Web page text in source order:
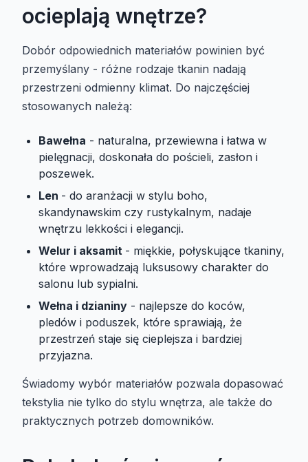
ocieplają wnętrze?
Dobór odpowiednich materiałów powinien być
przemyślany - różne rodzaje tkanin nadają
przestrzeni odmienny klimat. Do najczęściej
stosowanych należą:
Bawełna - naturalna, przewiewna i łatwa w
pielęgnacji, doskonała do pościeli, zasłon i
poszewek.
Len - do aranżacji w stylu boho,
skandynawskim czy rustykalnym, nadaje
wnętrzu lekkości i elegancji.
Welur i aksamit - miękkie, połyskujące tkaniny,
które wprowadzają luksusowy charakter do
salonu lub sypialni.
Wełna i dzianiny - najlepsze do koców,
pledów i poduszek, które sprawiają, że
przestrzeń staje się cieplejsza i bardziej
przyjazna.
Świadomy wybór materiałów pozwala dopasować
tekstylia nie tylko do stylu wnętrza, ale także do
praktycznych potrzeb domowników.